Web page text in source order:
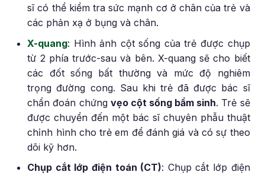
sĩ có thể kiểm tra sức mạnh cơ ở chân của trẻ và
các phản xạ ở bụng và chân.
X-quang: Hình ảnh cột sống của trẻ được chụp
từ 2 phía trước-sau và bên. X-quang sẽ cho biết
các đốt sống bất thường và mức độ nghiêm
trọng đường cong. Sau khi trẻ đã được bác sĩ
chẩn đoán chứng vẹo cột sống bẩm sinh. Trẻ sẽ
được chuyển đến một bác sĩ chuyên phẫu thuật
chỉnh hình cho trẻ em để đánh giá và có sự theo
dõi kỹ hơn.
Chụp cắt lớp điện toán (CT): Chụp cắt lớp điện